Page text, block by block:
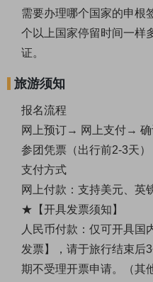
需要办理哪个国家的申根
个以上国家停留时间一样
证。
旅游须知
报名流程
网上预订→ 网上支付→
参团凭票（出行前2-3天
支付方式
网上付款：支持美元、英
★【开具发票须知】
人民币付款：仅可开具国
发票】，请于旅行结束后
期不受理开票申请。（其